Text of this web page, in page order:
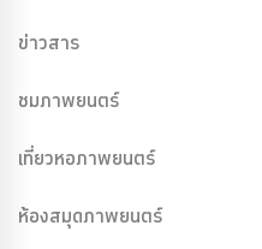
ข่าวสาร
ชมภาพยนตร์
เที่ยวหอภาพยนตร์
ห้องสมุดภาพยนตร์